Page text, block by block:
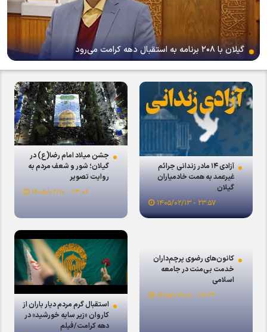
گیلان با ۲۰۸ برنامه به استقبال دهه کرامت می‌رود
آزادی ۱۴ مادر زندانی جرائم
غیرعمد به همت خادمیاران
گیلان
۲۳:۵۷ - ۱۴۰۵/۰۲/۱۳
جشن میلاد امام رضا(ع) در
گیلان؛ شور و شعف مردم به
روایت تصویر
۲۳:۰۹ - ۱۴۰۵/۰۲/۱۰
کانون‌های رضوی پرچم‌داران
خدمت بی‌منت در جامعه
اسلامی
۱۷:۳۲ - ۱۴۰۵/۰۲/۰۸
استقبال گرم مردم دیار باران از
کاروان «زیر سایه خورشید» در
دهه کرامت/فیلم